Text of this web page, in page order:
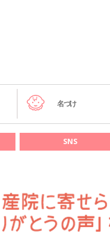
名づけ
SNS